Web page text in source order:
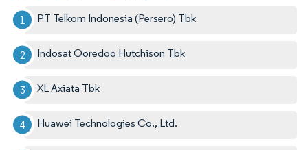
PT Telkom Indonesia (Persero) Tbk
Indosat Ooredoo Hutchison Tbk
XL Axiata Tbk
Huawei Technologies Co., Ltd.